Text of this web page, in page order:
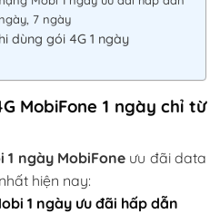
7 ngày
dùng gói 4G 1 ngày
MobiFone 1 ngày chỉ từ
1 ngày MobiFone ưu đãi data
hiện nay:
1 ngày ưu đãi hấp dẫn